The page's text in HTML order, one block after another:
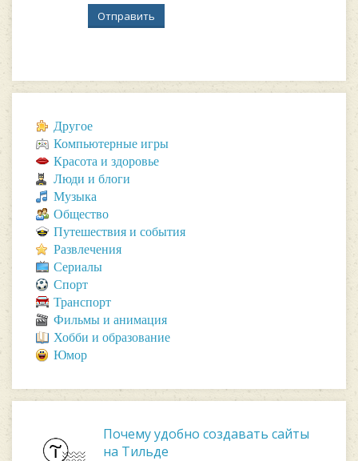
Отправить
Другое
Компьютерные игры
Красота и здоровье
Люди и блоги
Музыка
Общество
Путешествия и события
Развлечения
Сериалы
Спорт
Транспорт
Фильмы и анимация
Хобби и образование
Юмор
Почему удобно создавать сайты
на Тильде